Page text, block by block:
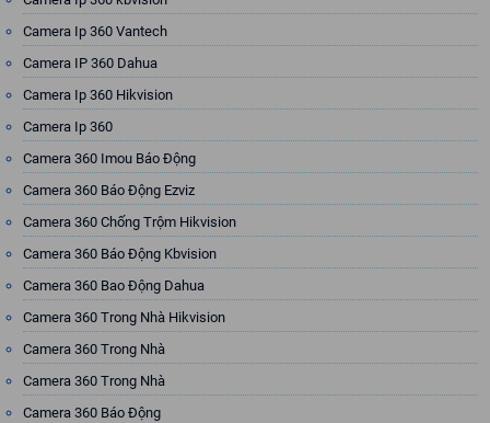
Camera Ip 360 Vantech
Camera IP 360 Dahua
Camera Ip 360 Hikvision
Camera Ip 360
Camera 360 Imou Báo Động
Camera 360 Báo Động Ezviz
Camera 360 Chống Trộm Hikvision
Camera 360 Báo Động Kbvision
Camera 360 Bao Động Dahua
Camera 360 Trong Nhà Hikvision
Camera 360 Trong Nhà
Camera 360 Trong Nhà
Camera 360 Báo Động